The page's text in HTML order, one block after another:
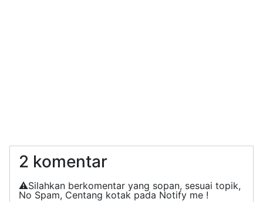
2 komentar
⚠️Silahkan berkomentar yang sopan, sesuai topik,
No Spam, Centang kotak pada Notify me !